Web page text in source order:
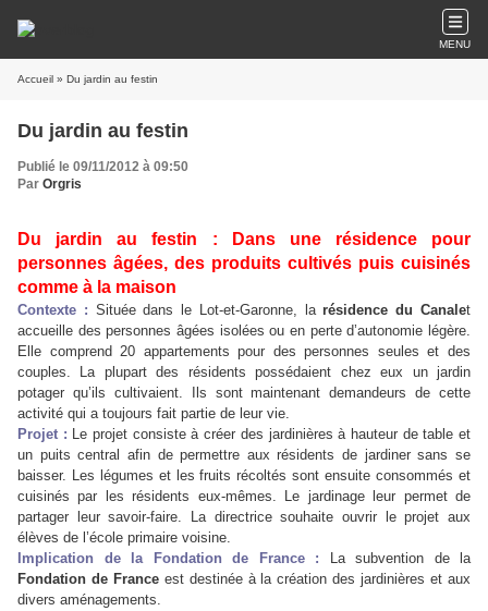
MENU
Accueil » Du jardin au festin
Du jardin au festin
Publié le 09/11/2012 à 09:50
Par Orgris
Du jardin au festin :
Dans une résidence pour
personnes âgées, des produits cultivés puis cuisinés
comme à la maison
Contexte : Située dans le Lot-et-Garonne, larésidence du Canalet
accueille des personnes âgées isolées ou en perte d’autonomie légère.
Elle comprend 20 appartements pour des personnes seules et des
couples. La plupart des résidents possédaient chez eux un jardin
potager qu’ils cultivaient. Ils sont maintenant demandeurs de cette
activité qui a toujours fait partie de leur vie.
Projet : Le projet consiste à créer des jardinières à hauteur de table et
un puits central afin de permettre aux résidents de jardiner sans se
baisser. Les légumes et les fruits récoltés sont ensuite consommés et
cuisinés par les résidents eux-mêmes. Le jardinage leur permet de
partager leur savoir-faire. La directrice souhaite ouvrir le projet aux
élèves de l’école primaire voisine.
Implication de la Fondation de France :
La subvention de la
Fondation de Franceest destinée à la création des jardinières et aux
divers aménagements.